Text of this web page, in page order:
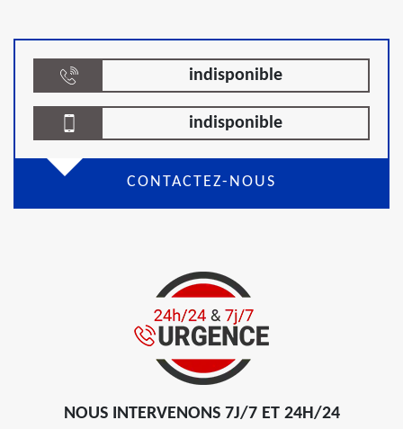
indisponible
indisponible
CONTACTEZ-NOUS
NOUS INTERVENONS 7J/7 ET 24H/24